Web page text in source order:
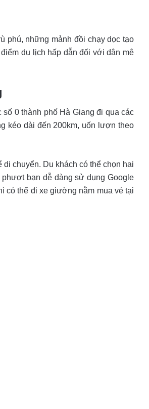
phú, những mảnh đồi chạy dọc tạo
du lịch hấp dẫn đối với dân mê
0 thành phố Hà Giang đi qua các
kéo dài đến 200km, uốn lượn theo
chuyển. Du khách có thể chọn hai
bạn dễ dàng sử dụng Google
có thể đi xe giường nằm mua vé tại